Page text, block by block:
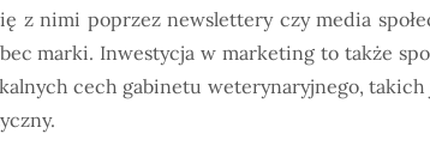
z nimi poprzez newslettery czy media
marki. Inwestycja w marketing to także
cech gabinetu weterynaryjnego, takich